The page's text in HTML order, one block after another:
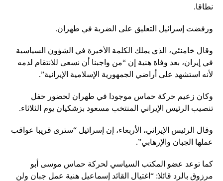
نطاقا.
ورفضت إسرائيل التعليق على الضربة في طهران.
وقال خامنئي، الذي يملك الكلمة الأخيرة في الشؤون السياسية
في إيران، بعد وفاة هنية إن “من واجبنا أن نسعى للانتقام لدمه
لأنه استشهد على أراضي الجمهورية الإسلامية الإيرانية”.
وكان زعيم حركة حماس موجودا في طهران لحضور حفل
تنصيب الرئيس الإيراني المنتخب مسعود بزشكيان يوم الثلاثاء.
وقال الرئيس الإيراني، الأربعاء، إن إسرائيل “سترى قريبا عواقب
عملها الجبان والإرهابي”.
كما توعد عضو المكتب السياسي لحركة حماس موسى أبو
مرزوق بالرد قائلا: “اغتيال القائد إسماعيل هنية عمل جبان ولن